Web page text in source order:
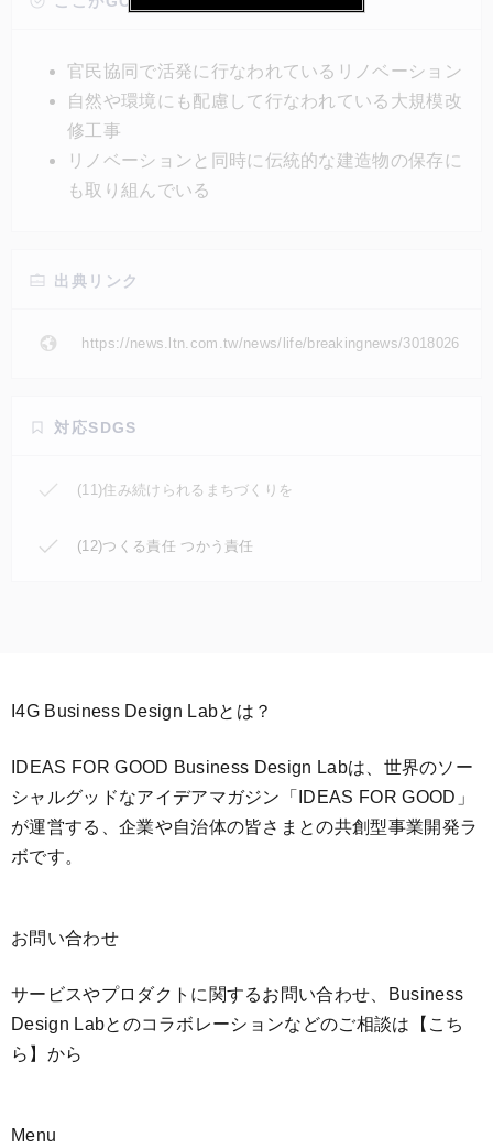
ら、伝統的な建築物を保存することに対して非常に熱
心に取り組んでいる。
官民協同で活発に行なわれているリノベーション
自然や環境にも配慮して行なわれている大規模改
修工事
リノベーションと同時に伝統的な建造物の保存に
も取り組んでいる
出典リンク
https://news.ltn.com.tw/news/life/breakingnews/3018026
対応SDGS
(11)住み続けられるまちづくりを
(12)つくる責任 つかう責任
I4G Business Design Labとは？
IDEAS FOR GOOD Business Design Labは、世界のソー
シャルグッドなアイデアマガジン「IDEAS FOR GOOD」
が運営する、企業や自治体の皆さまとの共創型事業開発ラ
ボです。
お問い合わせ
サービスやプロダクトに関するお問い合わせ、Business
Design Labとのコラボレーションなどのご相談は 【こち
ら】 から
Menu